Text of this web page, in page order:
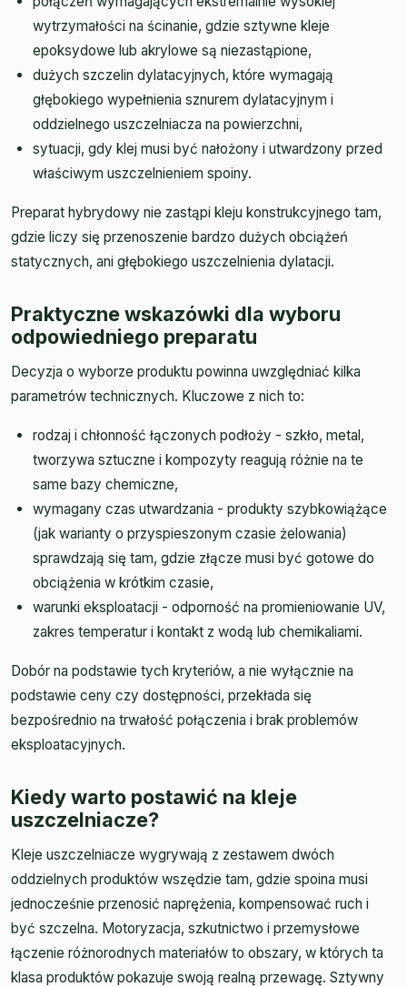
wytrzymałości na ścinanie, gdzie sztywne kleje
epoksydowe lub akrylowe są niezastąpione,
dużych szczelin dylatacyjnych, które wymagają
głębokiego wypełnienia sznurem dylatacyjnym i
oddzielnego uszczelniacza na powierzchni,
sytuacji, gdy klej musi być nałożony i utwardzony przed
właściwym uszczelnieniem spoiny.
Preparat hybrydowy nie zastąpi kleju konstrukcyjnego tam,
gdzie liczy się przenoszenie bardzo dużych obciążeń
statycznych, ani głębokiego uszczelnienia dylatacji.
Praktyczne wskazówki dla wyboru
odpowiedniego preparatu
Decyzja o wyborze produktu powinna uwzględniać kilka
parametrów technicznych. Kluczowe z nich to:
rodzaj i chłonność łączonych podłoży - szkło, metal,
tworzywa sztuczne i kompozyty reagują różnie na te
same bazy chemiczne,
wymagany czas utwardzania - produkty szybkowiążące
(jak warianty o przyspieszonym czasie żelowania)
sprawdzają się tam, gdzie złącze musi być gotowe do
obciążenia w krótkim czasie,
warunki eksploatacji - odporność na promieniowanie UV,
zakres temperatur i kontakt z wodą lub chemikaliami.
Dobór na podstawie tych kryteriów, a nie wyłącznie na
podstawie ceny czy dostępności, przekłada się
bezpośrednio na trwałość połączenia i brak problemów
eksploatacyjnych.
Kiedy warto postawić na kleje
uszczelniacze?
Kleje uszczelniacze wygrywają z zestawem dwóch
oddzielnych produktów wszędzie tam, gdzie spoina musi
jednocześnie przenosić naprężenia, kompensować ruch i
być szczelna. Motoryzacja, szkutnictwo i przemysłowe
łączenie różnorodnych materiałów to obszary, w których ta
klasa produktów pokazuje swoją realną przewagę. Sztywny